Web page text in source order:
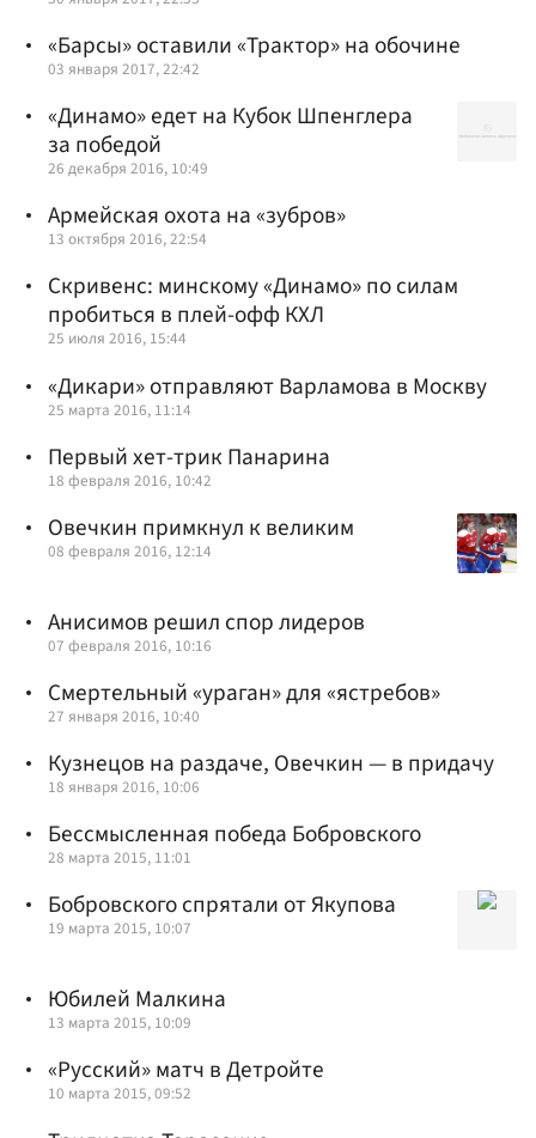
«Барсы» оставили «Трактор» на обочине
03 января 2017, 22:42
«Динамо» едет на Кубок Шпенглера
за победой
26 декабря 2016, 10:49
Армейская охота на «зубров»
13 октября 2016, 22:54
Скривенс: минскому «Динамо» по силам
пробиться в плей-офф КХЛ
25 июля 2016, 15:44
«Дикари» отправляют Варламова в Москву
25 марта 2016, 11:14
Первый хет-трик Панарина
18 февраля 2016, 10:42
Овечкин примкнул к великим
08 февраля 2016, 12:14
Анисимов решил спор лидеров
07 февраля 2016, 10:16
Смертельный «ураган» для «ястребов»
27 января 2016, 10:40
Кузнецов на раздаче, Овечкин — в придачу
18 января 2016, 10:06
Бессмысленная победа Бобровского
28 марта 2015, 11:01
Бобровского спрятали от Якупова
19 марта 2015, 10:07
Юбилей Малкина
13 марта 2015, 10:09
«Русский» матч в Детройте
10 марта 2015, 09:52